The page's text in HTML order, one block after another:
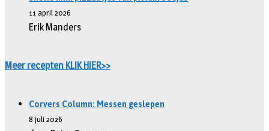
11 april 2026
Erik Manders
Meer recepten KLIK HIER>>
Corvers Column: Messen geslepen
8 juli 2026